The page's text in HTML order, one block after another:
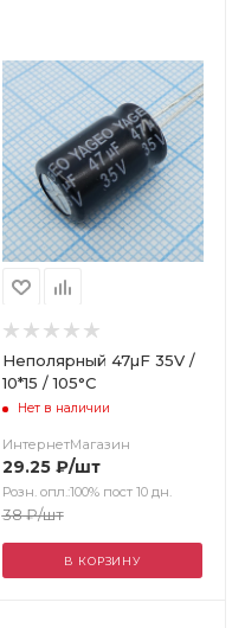
Неполярный 47µF 35V /
10*15 / 105°C
Нет в наличии
ИнтернетМагазин
29.25₽/шт
Розн. опл.:100% пост 10 дн.
38₽/шт
В КОРЗИНУ